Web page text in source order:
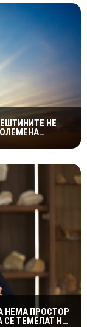
НЕ
НЕМА ПРОСТОР
ТЕМЕЛАТ НА